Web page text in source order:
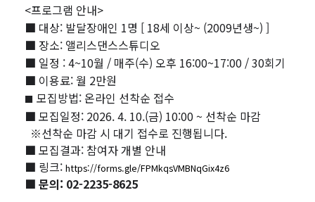
<프로그램 안내>
■ 대상: 발달장애인 1명 [ 18세 이상~ (2009년생~) ]
■ 장소: 앨리스댄스스튜디오
■ 일정 : 4~10월 / 매주(수) 오후 16:00~17:00 / 30회기
■ 이용료: 월 2만원
■ 모집방법: 온라인 선착순 접수
■ 모집일정: 2026. 4. 10.(금) 10:00 ~ 선착순 마감
※선착순 마감 시 대기 접수로 진행됩니다.
■ 모집결과: 참여자 개별 안내
■ 링크: https://forms.gle/FPMkqsVMBNqGix4z6
■ 문의: 02-2235-8625